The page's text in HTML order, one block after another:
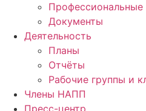
Профессиональные
Документы
Деятельность
Планы
Отчёты
Рабочие группы и
Члены НАПП
Пресс-центр